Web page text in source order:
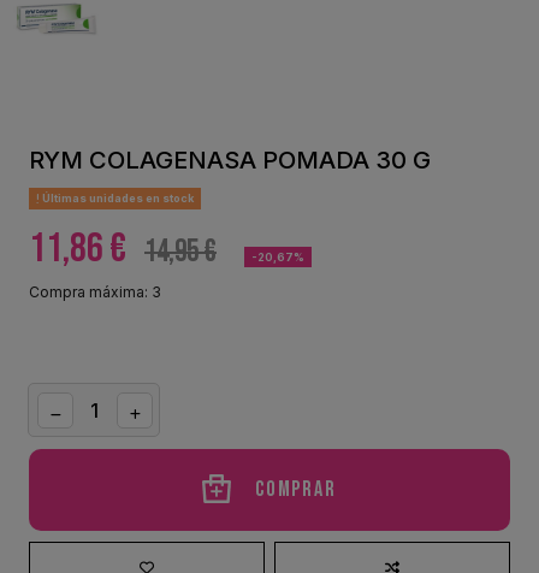
RYM COLAGENASA POMADA 30 G
Últimas unidades en stock
11,86 € 14,95 € -20,67%
Compra máxima: 3
Comprar